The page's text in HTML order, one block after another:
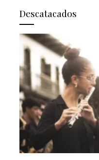
Descatacados